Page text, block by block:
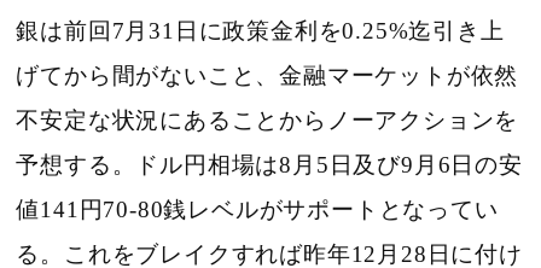
銀は前回7月31日に政策金利を0.25%迄引き上
げてから間がないこと、金融マーケットが依然
不安定な状況にあることからノーアクションを
予想する。ドル円相場は8月5日及び9月6日の安
値141円70-80銭レベルがサポートとなってい
る。これをブレイクすれば昨年12月28日に付け